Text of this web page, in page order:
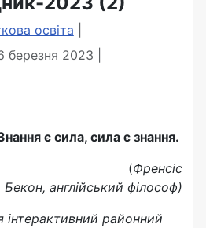
освіта
березня 2023
є сила, сила є знання.
Френсіс
Бекон, англійський філософ)
інтерактивний районний